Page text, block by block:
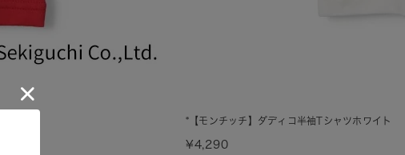
*【モンチッチ】ダディコ半袖Tシャツホワイト
¥4,290